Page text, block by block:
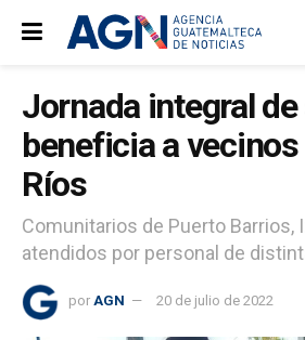
Jornada integral
beneficia a vecinos
Ríos
Comunitarios de Puerto Barrios,
atendidos por personal de
por AGN 20 de julio de 2022